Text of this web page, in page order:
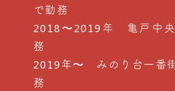
で勤務
2018〜2019年 亀戸中
務
2019年〜 みのり台一番
務